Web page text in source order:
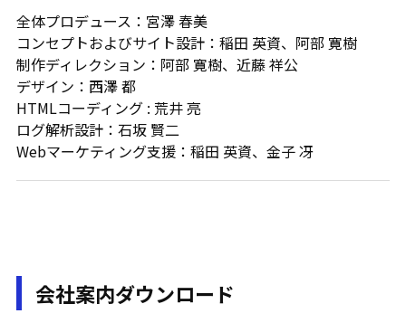
全体プロデュース：宮澤 春美
コンセプトおよびサイト設計：稲田 英資、阿部 寛樹
制作ディレクション：阿部 寛樹、近藤 祥公
デザイン：西澤 都
HTMLコーディング : 荒井 亮
ログ解析設計：石坂 賢二
Webマーケティング支援：稲田 英資、金子 冴
会社案内ダウンロード